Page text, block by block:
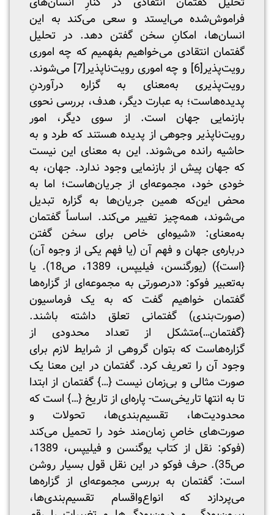
فراموش‌شده می‌ایستد و سعی می‌کند به این
انسان‌ها، امکانِ سخن گفتن دهد. در تحلیل
گفتمان انتقادی می‌خواهیم بفهمیم که چه اموری
رویت‌پذیر[6] و چه اموری رویت‌ناپذیر[7]
می‌شوند.
رویت‌پذیری به‌معنای به گزاره درآوردنِ
پدیده‌هاست؛ به عبارت دیگر، هدف، بررسی نحوی
بازنمایی جهان است. از سوی دیگر، امور
رویت‌ناپذیر وجوهی از پدیده هستند که طرد و به
حاشیه رانده می‌شوند. این به معنای این نیست
که جهان پیش از بازنمایی وجود ندارد. جهان، به
خودی خود، مجموعه‌ای از جریان‌هاست؛ اما به
محض این‌که همین جریان‌ها به گزاره تبدیل
می‌شوند، همه‌چیز تغییر می‌کند. اساساً گفتمان
به‌معنای: «شیوه‌ای خاص برای سخن گفتن
درباره‌ی جهان و فهم آن (یا فهم یکی از وجوه آن)
{است}) (یورگنسن، فیلیپس، 1389، ص18). یا
به‌تعبیر فوکو: «درصورتی به مجموعه‌ای از گزاره‌ها
گفتمان خواهیم گفت که به یک فرماسیون
(صورت‌بندی) گفتمانی تعلق داشته باشند.
{گفتمان…}متشکل از تعداد محدودی از
گزاره‌هاست که بتوان گروهی از شرایط لازم برای
وجود آن را تعریف کرد. گفتمان در این معنا یک
صورت مثالی و بی‌زمان نیست {…} گفتمان از ابتدا
تا به انتها تاریخی‌ست- پاره‌ای از تاریخ {…} است که
محدودیت‌ها، تقسیم‌بندی‌ها، تحولات و
صورت‌های خاصِ زمان‌مند خود را تحمیل می‌کند
(فوکو: نقل از کتاب یوگنسن و فیلیپس، 1389،
ص35). حرف فوکو در این نقل قول بسیار روشن
است: گفتمان به بررسی مجموعه‌ای از گزاره‌ها
می‌پردازد که انواع‌واقسام تقسیم‌بندی‌ها،